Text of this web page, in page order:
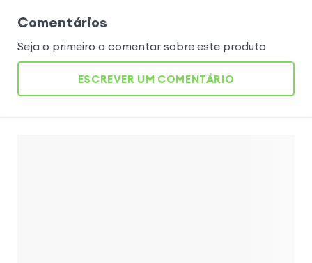
Comentários
Seja o primeiro a comentar sobre este produto
ESCREVER UM COMENTÁRIO